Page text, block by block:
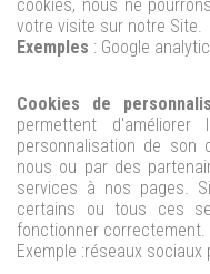
cookies, nous ne
votre visite sur notre Site.
Exemples : Google
Cookies de
permettent
personnalisation de son
nous ou par des
services à nos pages.
certains ou tous ces
fonctionner correctement.
Exemple :réseaux